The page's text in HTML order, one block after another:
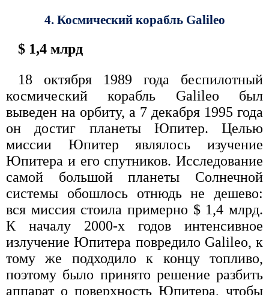
4. Космический корабль Galileo
$ 1,4 млрд
18 октября 1989 года беспилотный
космический корабль Galileo был
выведен на орбиту, а 7 декабря 1995 года
он достиг планеты Юпитер. Целью
миссии Юпитер являлось изучение
Юпитера и его спутников. Исследование
самой большой планеты Солнечной
системы обошлось отнюдь не дешево:
вся миссия стоила примерно $ 1,4 млрд.
К началу 2000-х годов интенсивное
излучение Юпитера повредило Galileo, к
тому же подходило к концу топливо,
поэтому было принято решение разбить
аппарат о поверхность Юпитера, чтобы